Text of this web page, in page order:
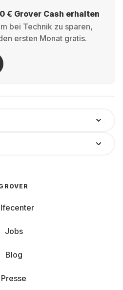
€ Grover Cash erhalten
bei Technik zu sparen,
ersten Monat gratis.
Jobs
Blog
Presse